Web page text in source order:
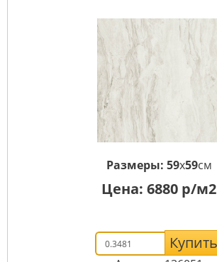
Размеры: 59x59см
Цена: 6880 р/м2
Купить